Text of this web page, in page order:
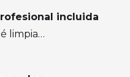
incluida
limpia…